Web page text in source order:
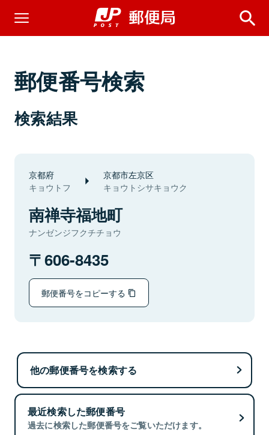
郵便番号検索
検索結果
京都府
キョウトフ
京都市左京区
キョウトシサキョウク
南禅寺福地町
ナンゼンジフクチチョウ
606-8435
郵便番号をコピーする
他の郵便番号を検索する
最近検索した郵便番号
過去に検索した郵便番号をご覧いただけます。